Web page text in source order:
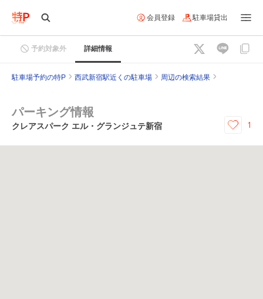
会員登録 駐車場貸出
予約対象外 詳細情報
駐車場予約の特P 西武新宿駅近くの駐車場 周辺の検索結果
パーキング情報
クレアスパーク エル・グランジュテ新宿 1